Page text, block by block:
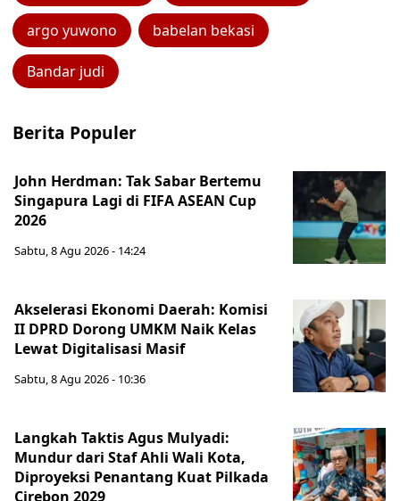
argo yuwono babelan bekasi
Bandar judi
Berita Populer
John Herdman: Tak Sabar Bertemu
Singapura Lagi di FIFA ASEAN Cup
2026
Sabtu, 8 Agu 2026 - 14:24
Akselerasi Ekonomi Daerah: Komisi
II DPRD Dorong UMKM Naik Kelas
Lewat Digitalisasi Masif
Sabtu, 8 Agu 2026 - 10:36
Langkah Taktis Agus Mulyadi:
Mundur dari Staf Ahli Wali Kota,
Diproyeksi Penantang Kuat Pilkada
Cirebon 2029